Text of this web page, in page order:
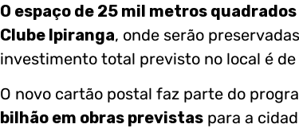
O espaço de 25 mil metros
Clube Ipiranga, onde serão
investimento total previsto no local é de
O novo cartão postal faz parte do
bilhão em obras previstas para a